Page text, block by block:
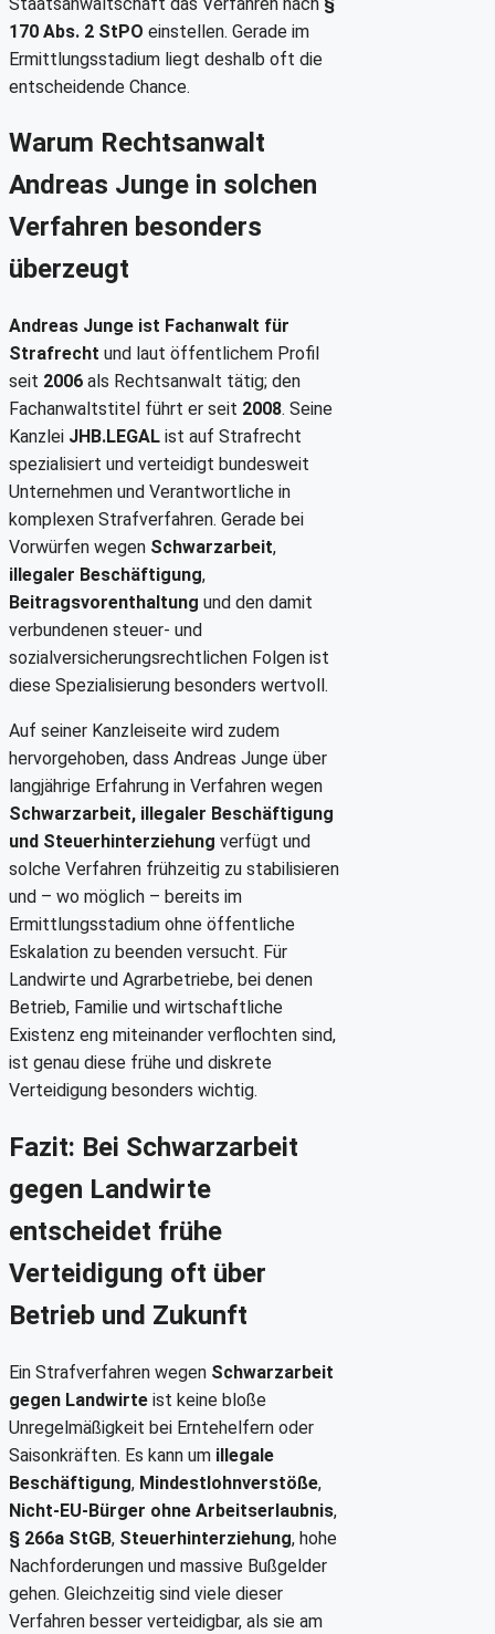
170 Abs. 2 StPO einstellen. Gerade im
Ermittlungsstadium liegt deshalb oft die
entscheidende Chance.
Warum Rechtsanwalt
Andreas Junge in solchen
Verfahren besonders
überzeugt
Andreas Junge ist Fachanwalt für
Strafrecht und laut öffentlichem Profil
seit 2006 als Rechtsanwalt tätig; den
Fachanwaltstitel führt er seit 2008. Seine
Kanzlei JHB.LEGAL ist auf Strafrecht
spezialisiert und verteidigt bundesweit
Unternehmen und Verantwortliche in
komplexen Strafverfahren. Gerade bei
Vorwürfen wegen Schwarzarbeit,
illegaler Beschäftigung,
Beitragsvorenthaltung und den damit
verbundenen steuer- und
sozialversicherungsrechtlichen Folgen ist
diese Spezialisierung besonders wertvoll.
Auf seiner Kanzleiseite wird zudem
hervorgehoben, dass Andreas Junge über
langjährige Erfahrung in Verfahren wegen
Schwarzarbeit, illegaler Beschäftigung
und Steuerhinterziehung verfügt und
solche Verfahren frühzeitig zu stabilisieren
und – wo möglich – bereits im
Ermittlungsstadium ohne öffentliche
Eskalation zu beenden versucht. Für
Landwirte und Agrarbetriebe, bei denen
Betrieb, Familie und wirtschaftliche
Existenz eng miteinander verflochten sind,
ist genau diese frühe und diskrete
Verteidigung besonders wichtig.
Fazit: Bei Schwarzarbeit
gegen Landwirte
entscheidet frühe
Verteidigung oft über
Betrieb und Zukunft
Ein Strafverfahren wegen Schwarzarbeit
gegen Landwirte ist keine bloße
Unregelmäßigkeit bei Erntehelfern oder
Saisonkräften. Es kann um illegale
Beschäftigung, Mindestlohnverstöße,
Nicht-EU-Bürger ohne Arbeitserlaubnis,
§ 266a StGB, Steuerhinterziehung, hohe
Nachforderungen und massive Bußgelder
gehen. Gleichzeitig sind viele dieser
Verfahren besser verteidigbar, als sie am